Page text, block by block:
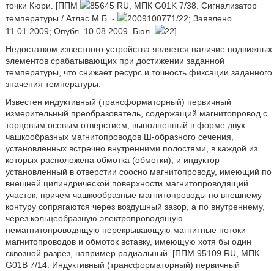
точки Кюри. [ППМ
85645 RU, МПК G01K 7/38. Сигнализатор
температуры / Атлас М.Б. -
2009100771/22; Заявлено
11.01.2009; Опубл. 10.08.2009. Бюл.
22].
Недостатком известного устройства является наличие подвижных
элементов срабатывающих при достижении заданной
температуры, что снижает ресурс и точность фиксации заданного
значения температуры.
Известен индуктивный (трансформаторный) первичный
измерительный преобразователь, содержащий магнитопровод с
торцевым осевым отверстием, выполненный в форме двух
чашкообразных магнитопроводов Ш-образного сечения,
установленных встречно внутренними полостями, в каждой из
которых расположена обмотка (обмотки), и индуктор
установленный в отверстии соосно магнитопроводу, имеющий по
внешней цилиндрической поверхности магнитопроводящий
участок, причем чашкообразные магнитопроводы по внешнему
контуру сопрягаются через воздушный зазор, а по внутреннему,
через кольцеобразную электропроводящую
немагнитопроводящую перекрывающую магнитные потоки
магнитопроводов и обмоток вставку, имеющую хотя бы один
сквозной разрез, например радиальный. [ППМ 95109 RU, МПК
G01B 7/14. Индуктивный (трансформаторный) первичный